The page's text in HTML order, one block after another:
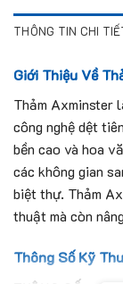
THÔNG TIN CHI
Giới Thiệu Về
Thảm Axminster
công nghệ dệt
bền cao và hoa
các không gian
biệt thự. Thảm
thuật mà còn
Thông Số Kỹ